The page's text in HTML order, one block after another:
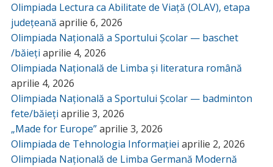
Olimpiada Lectura ca Abilitate de Viață (OLAV), etapa
județeană aprilie 6, 2026
Olimpiada Națională a Sportului Școlar — baschet
/băieți aprilie 4, 2026
Olimpiada Națională de Limba și literatura română
aprilie 4, 2026
Olimpiada Națională a Sportului Școlar — badminton
fete/băieți aprilie 3, 2026
„Made for Europe”aprilie 3, 2026
Olimpiada de Tehnologia Informației aprilie 2, 2026
Olimpiada Națională de Limba Germană Modernă